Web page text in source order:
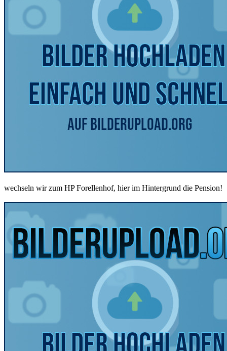
wechseln wir zum HP Forellenhof, hier im Hintergrund die Pension!